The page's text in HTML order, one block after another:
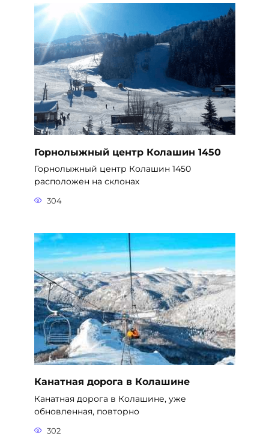
Горнолыжный центр Колашин 1450
Горнолыжный центр Колашин 1450
расположен на склонах
304
Канатная дорога в Колашине
Канатная дорога в Колашине, уже
обновленная, повторно
302